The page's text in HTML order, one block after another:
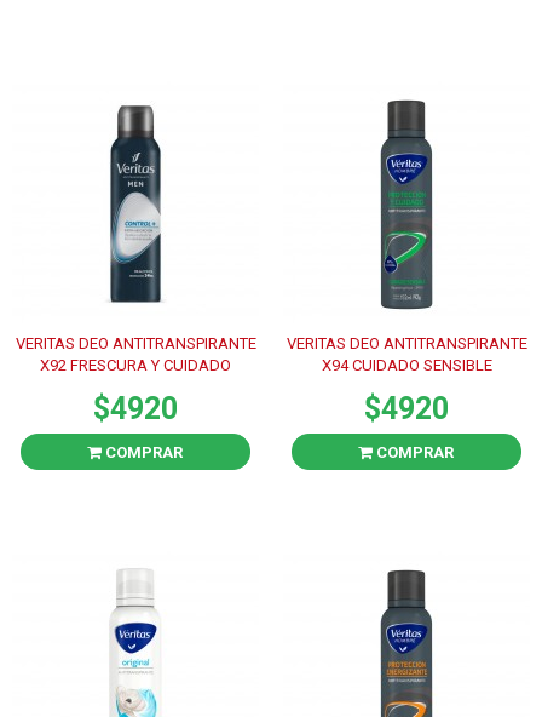
VERITAS DEO ANTITRANSPIRANTE
X92 FRESCURA Y CUIDADO
$4920
COMPRAR
VERITAS DEO ANTITRANSPIRANTE
X94 CUIDADO SENSIBLE
$4920
COMPRAR